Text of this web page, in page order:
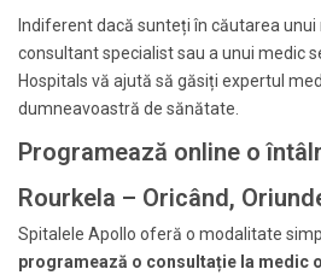
Indiferent dacă sunteți în căutarea
consultant specialist sau a unui medic
Hospitals vă ajută să găsiți expertul
dumneavoastră de sănătate.
Programează online o
Rourkela – Oricând,
Spitalele Apollo oferă o modalitate
programează o consultație la medic